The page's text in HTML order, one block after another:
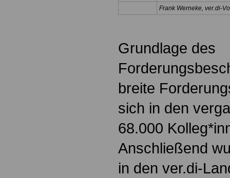
Frank Werneke, ver.di-
Grundlage des
breite
sich in den
68.000
Anschließend
in den ver.di-